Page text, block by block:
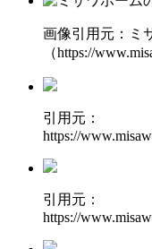
画像引用元：ミ
（https://
引用元：
https://
引用元：
https://